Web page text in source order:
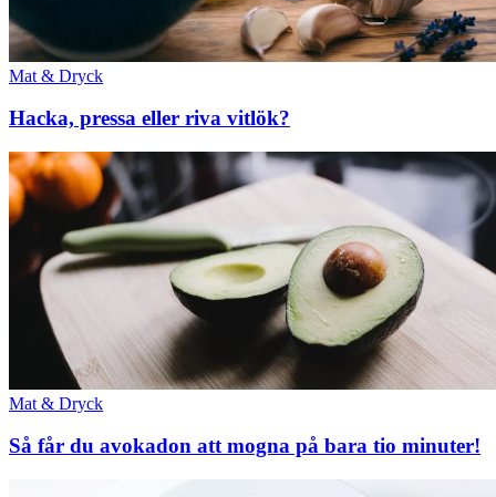
Mat & Dryck
Hacka, pressa eller riva vitlök?
Mat & Dryck
Så får du avokadon att mogna på bara tio minuter!